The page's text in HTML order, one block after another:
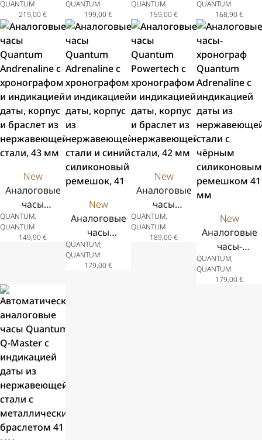
Quantum
Hunter с
индикацией
даты из
нержавеющей
стали с
жёлтым
силиконовым
ремешком
43,5 мм
QUANTUM
219,00€
Quantum
Hunter с
индикацией
даты из
нержавеющей
стали с
чёрным
силиконовым
ремешком 44
мм
QUANTUM
199,00€
Adrenaline с
индикацией
даты, корпус
из
нержавеющей
стали,
двухцветный
браслет из
нержавеющей
стали, 41
QUANTUM
159,00€
Quantum
Powertech с
индикацией
даты, корпус
из
нержавеющей
стали,
зелёный
силиконовый
ремешок, 41.5
мм
QUANTUM
168,90€
New
Аналоговые
часы
Quantum
Andrenaline с
и браслет из
нержавеющей
стали, 43 мм
QUANTUM,
QUANTUM
149,90€
New
Аналоговые
часы
Quantum
Adrenaline с
нержавеющей
QUANTUM,
QUANTUM
179,00€
New
Аналоговые
часы
Quantum
Powertech с
QUANTUM,
QUANTUM
189,00€
New
Аналоговые
часы-
хронограф
Quantum
QUANTUM,
QUANTUM
179,00€